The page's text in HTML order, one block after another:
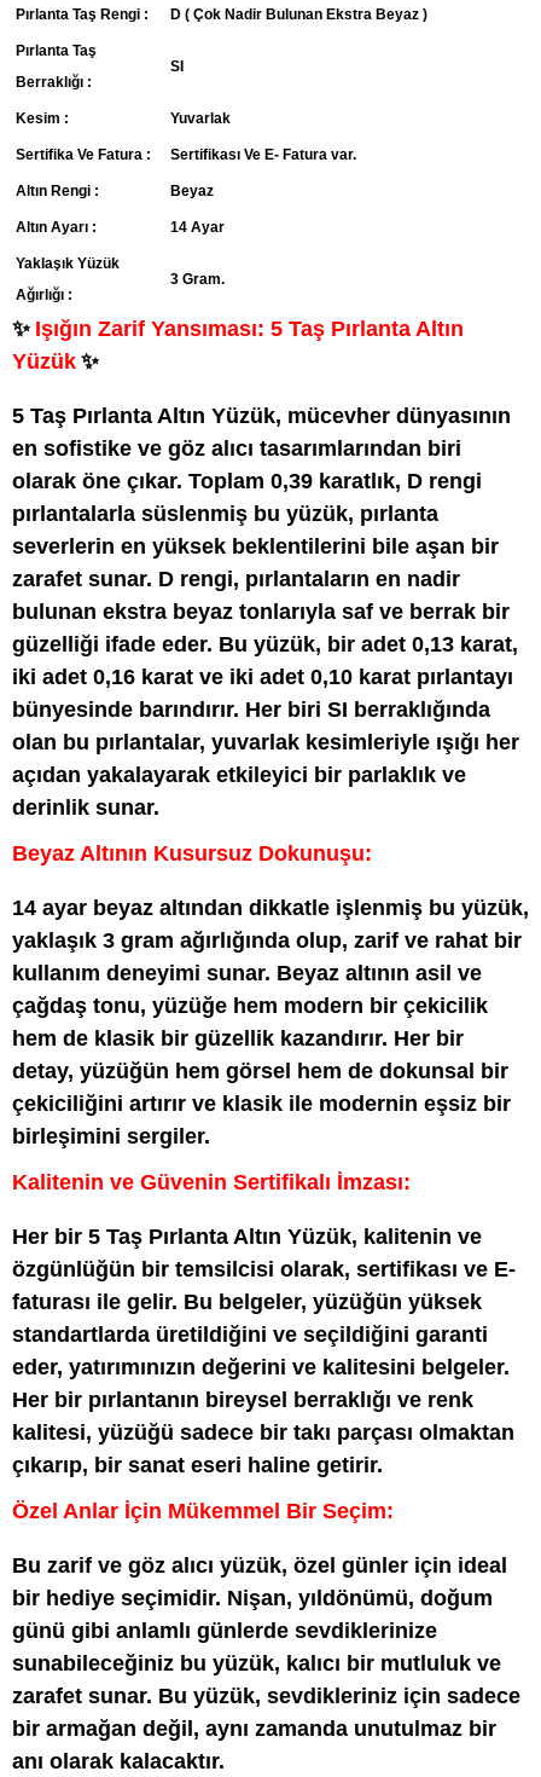
Pırlanta Taş Rengi : D ( Çok Nadir Bulunan Ekstra Beyaz )
Pırlanta Taş
Berraklığı :
SI
Kesim : Yuvarlak
Sertifika Ve Fatura : Sertifikası Ve E- Fatura var.
Altın Rengi : Beyaz
Altın Ayarı : 14 Ayar
Yaklaşık Yüzük
Ağırlığı :
3 Gram.
✨ Işığın Zarif Yansıması: 5 Taş Pırlanta Altın
Yüzük ✨
5 Taş Pırlanta Altın Yüzük, mücevher dünyasının
en sofistike ve göz alıcı tasarımlarından biri
olarak öne çıkar. Toplam 0,39 karatlık, D rengi
pırlantalarla süslenmiş bu yüzük, pırlanta
severlerin en yüksek beklentilerini bile aşan bir
zarafet sunar. D rengi, pırlantaların en nadir
bulunan ekstra beyaz tonlarıyla saf ve berrak bir
güzelliği ifade eder. Bu yüzük, bir adet 0,13 karat,
iki adet 0,16 karat ve iki adet 0,10 karat pırlantayı
bünyesinde barındırır. Her biri SI berraklığında
olan bu pırlantalar, yuvarlak kesimleriyle ışığı her
açıdan yakalayarak etkileyici bir parlaklık ve
derinlik sunar.
Beyaz Altının Kusursuz Dokunuşu:
14 ayar beyaz altından dikkatle işlenmiş bu yüzük,
yaklaşık 3 gram ağırlığında olup, zarif ve rahat bir
kullanım deneyimi sunar. Beyaz altının asil ve
çağdaş tonu, yüzüğe hem modern bir çekicilik
hem de klasik bir güzellik kazandırır. Her bir
detay, yüzüğün hem görsel hem de dokunsal bir
çekiciliğini artırır ve klasik ile modernin eşsiz bir
birleşimini sergiler.
Kalitenin ve Güvenin Sertifikalı İmzası:
Her bir 5 Taş Pırlanta Altın Yüzük, kalitenin ve
özgünlüğün bir temsilcisi olarak, sertifikası ve E-
faturası ile gelir. Bu belgeler, yüzüğün yüksek
standartlarda üretildiğini ve seçildiğini garanti
eder, yatırımınızın değerini ve kalitesini belgeler.
Her bir pırlantanın bireysel berraklığı ve renk
kalitesi, yüzüğü sadece bir takı parçası olmaktan
çıkarıp, bir sanat eseri haline getirir.
Özel Anlar İçin Mükemmel Bir Seçim:
Bu zarif ve göz alıcı yüzük, özel günler için ideal
bir hediye seçimidir. Nişan, yıldönümü, doğum
günü gibi anlamlı günlerde sevdiklerinize
sunabileceğiniz bu yüzük, kalıcı bir mutluluk ve
zarafet sunar. Bu yüzük, sevdikleriniz için sadece
bir armağan değil, aynı zamanda unutulmaz bir
anı olarak kalacaktır.